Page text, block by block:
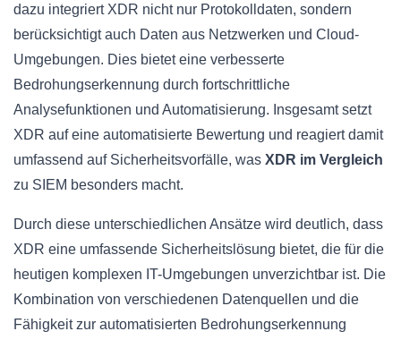
dazu integriert XDR nicht nur Protokolldaten, sondern
berücksichtigt auch Daten aus Netzwerken und Cloud-
Umgebungen. Dies bietet eine verbesserte
Bedrohungserkennung durch fortschrittliche
Analysefunktionen und Automatisierung. Insgesamt setzt
XDR auf eine automatisierte Bewertung und reagiert damit
umfassend auf Sicherheitsvorfälle, was XDR im Vergleich
zu SIEM besonders macht.
Durch diese unterschiedlichen Ansätze wird deutlich, dass
XDR eine umfassende Sicherheitslösung bietet, die für die
heutigen komplexen IT-Umgebungen unverzichtbar ist. Die
Kombination von verschiedenen Datenquellen und die
Fähigkeit zur automatisierten Bedrohungserkennung